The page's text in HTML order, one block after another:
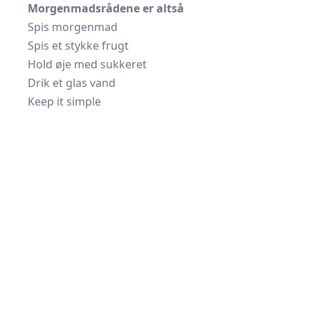
Morgenmadsrådene er altså
Spis morgenmad
Spis et stykke frugt
Hold øje med sukkeret
Drik et glas vand
Keep it simple